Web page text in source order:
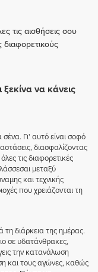
τις αισθήσεις σου
να κάνεις
σένα. Γι' αυτό είναι σοφό
διασφαλίζοντας
τις διαφορετικές
μεταξύ
και τεχνικής
που χρειάζονται τη
διάρκεια της ημέρας.
σε υδατάνθρακες,
την κατανάλωση
και τους αγώνες, καθώς